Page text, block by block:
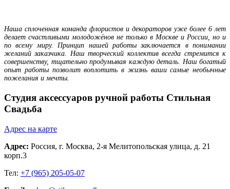
Наша сплоченная команда флористов и декораторов уже более 6 лет
делает счастливыми молодожёнов не только в Москве и России, но и
по всему миру. Принцип нашей работы заключается в понимании
желаний заказчика. Наш творческий коллектив всегда стремится к
совершенству, тщательно продумывая каждую деталь. Наш богатый
опыт работы позволит воплотить в жизнь ваши самые необычные
пожелания и мечты.
Студия аксессуаров ручной работы Стильная
Свадьба
Адрес на карте
Адрес: Россия, г. Москва, 2-я Мелитопольская улица, д. 21
корп.3
Тел: +7 (965) 205-05-07